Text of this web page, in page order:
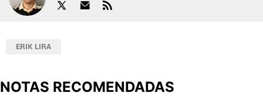
ERIK LIRA
NOTAS RECOMENDADAS